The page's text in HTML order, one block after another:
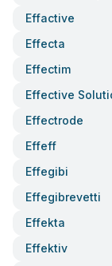
Effactive
Effecta
Effectim
Effective
Effectrode
Effeff
Effegibi
Effegibrevetti
Effekta
Effektiv